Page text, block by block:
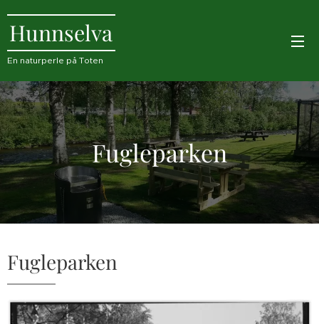
Hunnselva
En naturperle på Toten
Fugleparken
Fugleparken